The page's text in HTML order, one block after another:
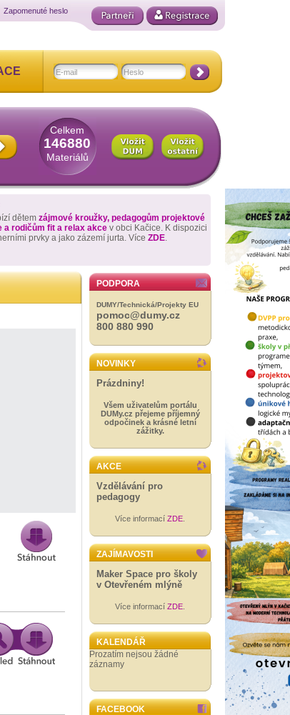
Zapomenuté heslo
Celkem
146880
Materiálů
dětem zájmové kroužky, pedagogům projektové
a rodičům fit a relax akce v obci Kačice. K dispozici
prvky a jako zázemí jurta. Více ZDE.
PODPORA
DUMY/Technická/Projekty EU
pomoc@dumy.cz
800 880 990
NOVINKY
Prázdniny!
Všem uživatelům portálu
DUMy.cz přejeme příjemný
odpočinek a krásné letní
zážitky.
AKCE
Vzdělávání pro
pedagogy
Více informací ZDE
ZAJÍMAVOSTI
Maker Space pro školy
v Otevřeném mlýně
Více informací ZDE
KALENDÁŘ
Prozatím nejsou žádné
záznamy
FACEBOOK